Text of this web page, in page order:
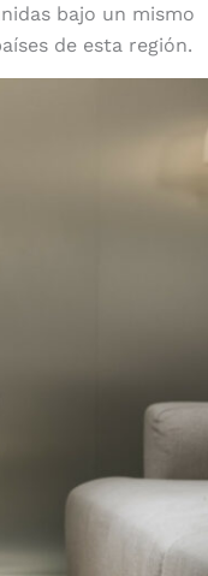
bajo un mismo
de esta región.